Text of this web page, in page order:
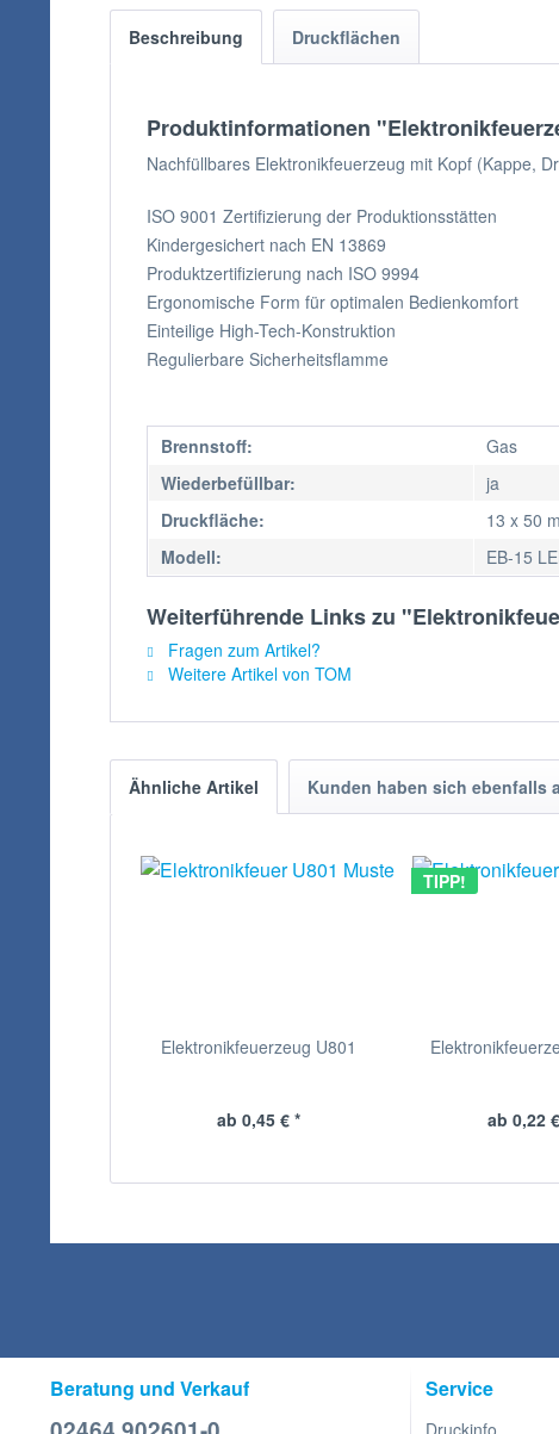
Beschreibung Druckflächen
Produktinformationen
Nachfüllbares Elektronikfeuerzeug mit Kopf (Kappe,
ISO 9001 Zertifizierung der Produktionsstätten
Kindergesichert nach EN 13869
Produktzertifizierung nach ISO 9994
Ergonomische Form für optimalen Bedienkomfort
Einteilige High-Tech-Konstruktion
Regulierbare Sicherheitsflamme
Brennstoff:
Gas
Wiederbefüllbar:
ja
Druckfläche:
13 x 50
Modell:
EB-15
Weiterführende Links zu
Fragen zum Artikel?
Weitere Artikel von TOM
Ähnliche Artikel Kunden haben sich ebenfalls
Elektronikfeuerzeug U801
ab 0,45 € *
TIPP!
ab 0,22
Beratung und Verkauf Service